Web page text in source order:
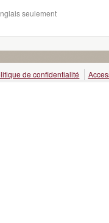
seulement
de confidentialité